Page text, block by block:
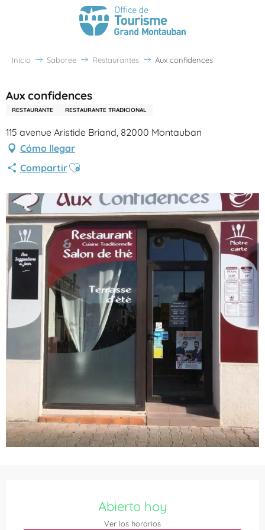
Inicio Saboree Restaurantes Aux confidences
Aux confidences
RESTAURANTE RESTAURANTE TRADICIONAL
115 avenue Aristide Briand, 82000 Montauban
Cómo llegar
CompartirAjouter aux favoris
Abierto hoy
Ver los horarios